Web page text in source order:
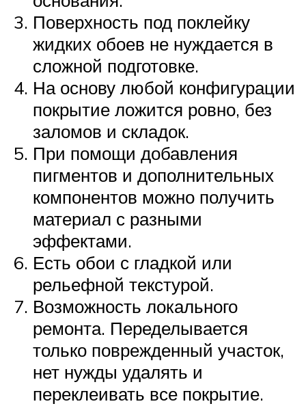
Поверхность под поклейку
жидких обоев не нуждается в
сложной подготовке.
На основу любой конфигурации
покрытие ложится ровно, без
заломов и складок.
При помощи добавления
пигментов и дополнительных
компонентов можно получить
материал с разными
эффектами.
Есть обои с гладкой или
рельефной текстурой.
Возможность локального
ремонта. Переделывается
только поврежденный участок,
нет нужды удалять и
переклеивать все покрытие.